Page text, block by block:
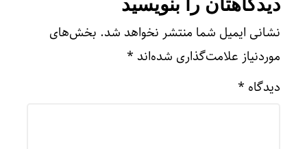
نشانی ایمیل شما منتشر نخواهد شد. بخش‌های
موردنیاز علامت‌گذاری شده‌اند *
دیدگاه *